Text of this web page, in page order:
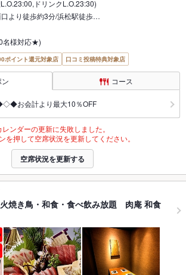
ドリンクL.O.23:30)
より徒歩約3分/浜松駅徒歩…
名様対応★)
ポイント還元対象店 口コミ投稿特典対象店
コース
お会計より最大10％OFF
レンダーの更新に失敗しました。
を押して空席状況を更新してください。
空席状況を更新する
火焼き鳥・和食・食べ飲み放題 肉庵 和食